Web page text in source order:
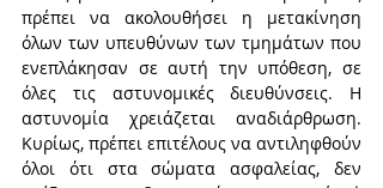
πρέπει να ακολουθήσει η μετακίνηση
όλων των υπευθύνων των τμημάτων που
ενεπλάκησαν σε αυτή την υπόθεση, σε
όλες τις αστυνομικές διευθύνσεις. Η
αστυνομία χρειάζεται αναδιάρθρωση.
Κυρίως, πρέπει επιτέλους να αντιληφθούν
όλοι ότι στα σώματα ασφαλείας, δεν